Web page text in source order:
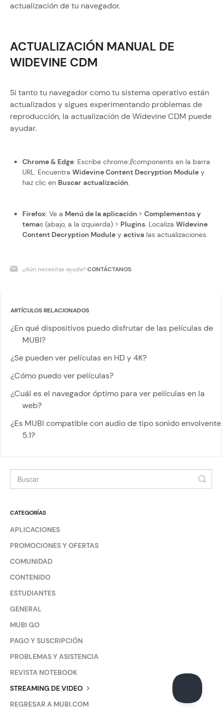
actualización de tu navegador.
ACTUALIZACIÓN MANUAL DE
WIDEVINE CDM
Si tanto tu navegador como tu sistema operativo están
actualizados y sigues experimentando problemas de
reproducción, la actualización de Widevine CDM puede
ayudar.
Chrome & Edge: Escribe chrome://components en la barra
URL. Encuentra Widevine Content Decryption Module y
haz clic en Buscar actualización.
Firefox: Ve a Menú de la aplicación > Complementos y
temas (abajo, a la izquierda) > Plugins. Localiza Widevine
Content Decryption Module y activa las actualizaciones.
¿Aún necesitas ayuda?CONTÁCTANOS
ARTÍCULOS RELACIONADOS
¿En qué dispositivos puedo disfrutar de las películas de
MUBI?
¿Se pueden ver películas en HD y 4K?
¿Cómo puedo ver películas?
¿Cuál es el navegador óptimo para ver películas en la
web?
¿Es MUBI compatible con audio de tipo sonido envolvente
5.1?
CATEGORÍAS
APLICACIONES
PROMOCIONES Y OFERTAS
COMUNIDAD
CONTENIDO
ESTUDIANTES
GENERAL
MUBI GO
PAGO Y SUSCRIPCIÓN
PROBLEMAS Y ASISTENCIA
REVISTA NOTEBOOK
STREAMING DE VIDEO
REGRESAR A MUBI.COM